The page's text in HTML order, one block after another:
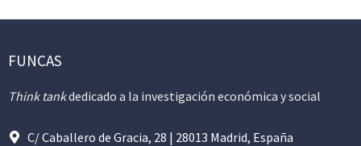
FUNCAS
Think tankdedicado a la investigación económica y social
C/ Caballero de Gracia, 28 | 28013 Madrid, España